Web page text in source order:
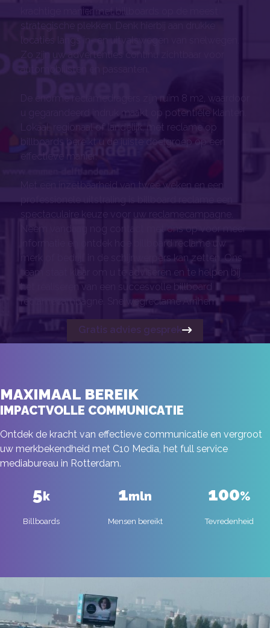
krachtige manier met billboards op de meest
strategische plekken. Denk hierbij aan drukke
locaties langs in- en uitvalswegen van snelwegen.
Zo zijn uw advertenties continu zichtbaar voor
automobilisten en passanten.
De enorme reclamedragers zijn ruim 8 m2, waardoor
u gegarandeerd indruk maakt op potentiële klanten.
Lokaal, regionaal of landelijk, met reclame op
billboards bereikt u de juiste doelgroep op een
effectieve manier.
Met een inzetbaarheid van twee weken en een
professionele uitstraling is billboard reclame een
spectaculaire keuze voor uw reclamecampagne.
Neem vandaag nog contact met ons op voor meer
informatie en ontdek hoe billboard reclame uw
merk of bedrijf in de schijnwerpers kan zetten. Ons
team staat klaar om u te adviseren en te helpen bij
het realiseren van een succesvolle billboard
reclamecampagne. Snelwegreclame Arnhem.
Gratis advies gesprek
MAXIMAAL BEREIK
IMPACTVOLLE COMMUNICATIE
Ontdek de kracht van effectieve communicatie en vergroot
uw merkbekendheid met C10 Media, het full service
mediabureau in Rotterdam.
5k
Billboards
1mln
Mensen bereikt
100%
Tevredenheid